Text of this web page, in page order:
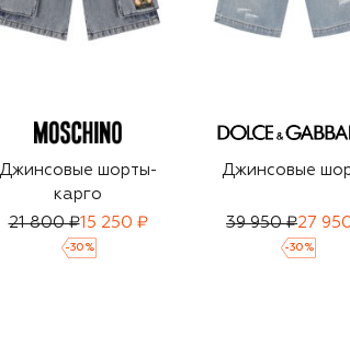
Джинсовые шорты-
карго
21 800 ₽15 250 ₽
-30 %
Джинсовые
39 950 ₽27
-30 %